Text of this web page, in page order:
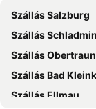
Szállás Salzburg
Szállás
Szállás Obertraun
Szállás Bad
Szállás Ellmau